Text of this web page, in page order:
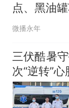
点、黑油
售油车等成
微播永年
三伏酷暑
次“逆转”